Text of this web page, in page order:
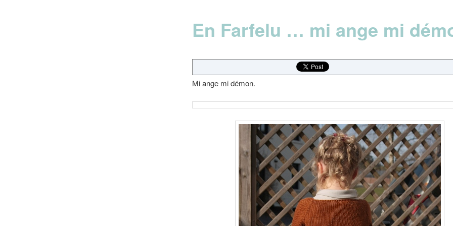
En Farfelu … mi ange mi
Mi ange mi démon.